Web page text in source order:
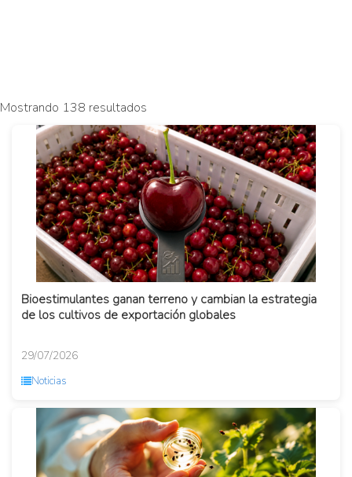
Mostrando 138 resultados
Bioestimulantes ganan terreno y cambian la estrategia
de los cultivos de exportación globales
29/07/2026
Noticias